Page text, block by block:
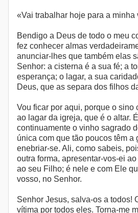
«Vai trabalhar hoje para a minha
Bendigo a Deus de todo o meu
fez conhecer almas
anunciar-lhes que também elas
Senhor: a cisterna é a sua fé; a
esperança; o lagar, a sua
Deus, que as separa dos filhos
Vou ficar por aqui, porque o sino
ao lagar da igreja, que é o altar.
continuamente o vinho sagrado
única com que tão poucos têm a
enebriar-se. Ali, como sabeis,
outra forma, apresentar-vos-ei
ao seu Filho; é nele e com Ele
vosso, no Senhor.
Senhor Jesus, salva-os a todos!
vítima por todos eles. Torna-me